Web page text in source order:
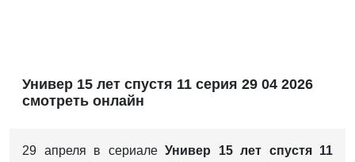
Универ 15 лет спустя 11 серия 29 04 2026
смотреть онлайн
29 апреля в сериале Универ 15 лет спустя 11